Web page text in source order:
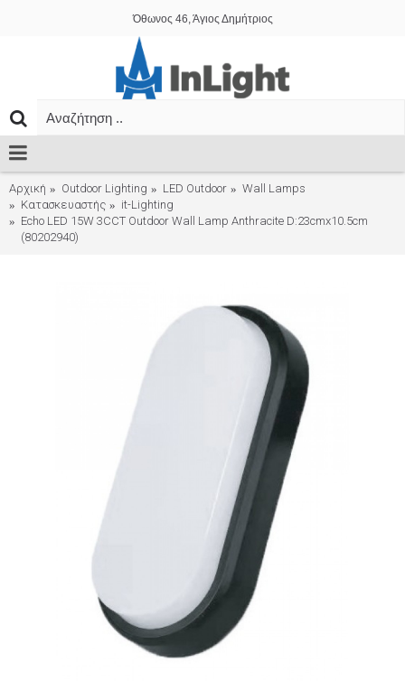
Όθωνος 46, Άγιος Δημήτριος
Αρχική Outdoor Lighting LED Outdoor
Wall Lamps
Κατασκευαστής
it-Lighting
Echo LED 15W 3CCT Outdoor Wall Lamp Anthracite D:23cmx10.5cm
(80202940)